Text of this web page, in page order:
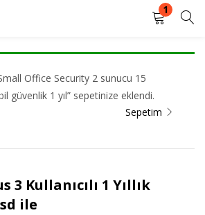
1
KAYIT OL
girin.
Şifrenizi mi unuttunuz?
Office Security 2 sunucu 15
güvenlik 1 yıl” sepetinize eklendi.
Sepetim
3 Kullanıcılı 1 Yıllık
ile